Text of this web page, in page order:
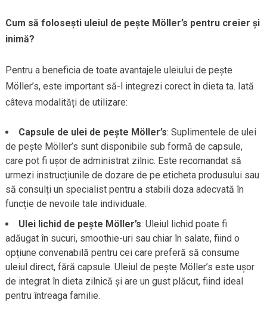
Cum să folosești uleiul de pește Möller’s pentru creier și
inimă?
Pentru a beneficia de toate avantajele uleiului de pește
Möller’s, este important să-l integrezi corect în dieta ta. Iată
câteva modalități de utilizare:
Capsule de ulei de pește Möller’s: Suplimentele de ulei
de pește Möller’s sunt disponibile sub formă de capsule,
care pot fi ușor de administrat zilnic. Este recomandat să
urmezi instrucțiunile de dozare de pe eticheta produsului sau
să consulți un specialist pentru a stabili doza adecvată în
funcție de nevoile tale individuale.
Ulei lichid de pește Möller’s: Uleiul lichid poate fi
adăugat în sucuri, smoothie-uri sau chiar în salate, fiind o
opțiune convenabilă pentru cei care preferă să consume
uleiul direct, fără capsule. Uleiul de pește Möller’s este ușor
de integrat în dieta zilnică și are un gust plăcut, fiind ideal
pentru întreaga familie.